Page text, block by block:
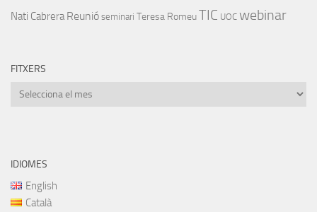
Nati Cabrera Reunió seminari Teresa RomeuTIC UOC webinar
FITXERS
Fitxers
IDIOMES
English
Català